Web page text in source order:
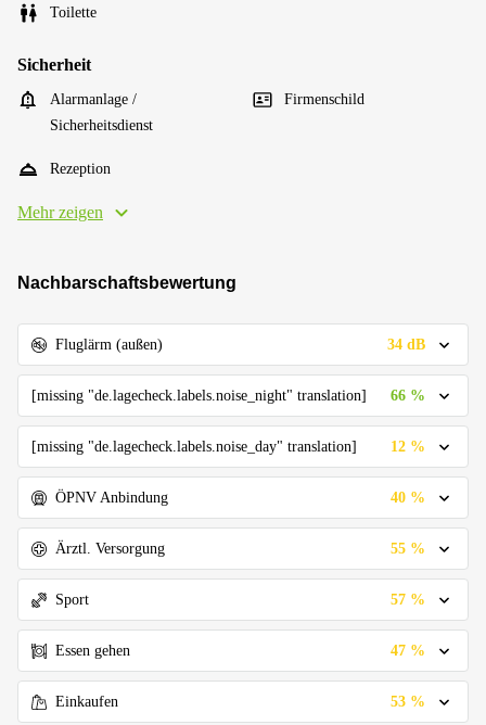
Toilette
Sicherheit
Alarmanlage /
Sicherheitsdienst
Firmenschild
Rezeption
Mehr zeigen
Nachbarschaftsbewertung
Fluglärm (außen) 34 dB
[missing "de.lagecheck.labels.noise_night" translation] 66 %
[missing "de.lagecheck.labels.noise_day" translation] 12 %
ÖPNV Anbindung 40 %
Ärztl. Versorgung 55 %
Sport 57 %
Essen gehen 47 %
Einkaufen 53 %